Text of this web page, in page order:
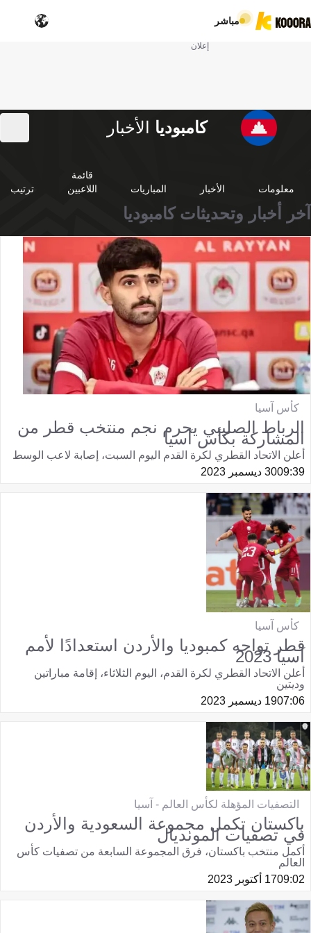
مباشر
إعلان
كامبوديا الأخبار
معلومات الأخبار المباريات
قائمة
اللاعبين
ترتيب
آخر أخبار وتحديثات كامبوديا
كأس آسيا
الرباط الصليبي يحرم نجم منتخب قطر من
المشاركة بكأس آسيا
أعلن الاتحاد القطري لكرة القدم اليوم السبت، إصابة لاعب الوسط
09:3930 ديسمبر 2023
كأس آسيا
قطر تواجه كمبوديا والأردن استعدادًا لأمم
آسيا 2023
أعلن الاتحاد القطري لكرة القدم، اليوم الثلاثاء، إقامة مباراتين
وديتين
07:0619 ديسمبر 2023
التصفيات المؤهلة لكأس العالم - آسيا
باكستان تكمل مجموعة السعودية والأردن
في تصفيات المونديال
أكمل منتخب باكستان، فرق المجموعة السابعة من تصفيات كأس
العالم
09:0217 أكتوبر 2023